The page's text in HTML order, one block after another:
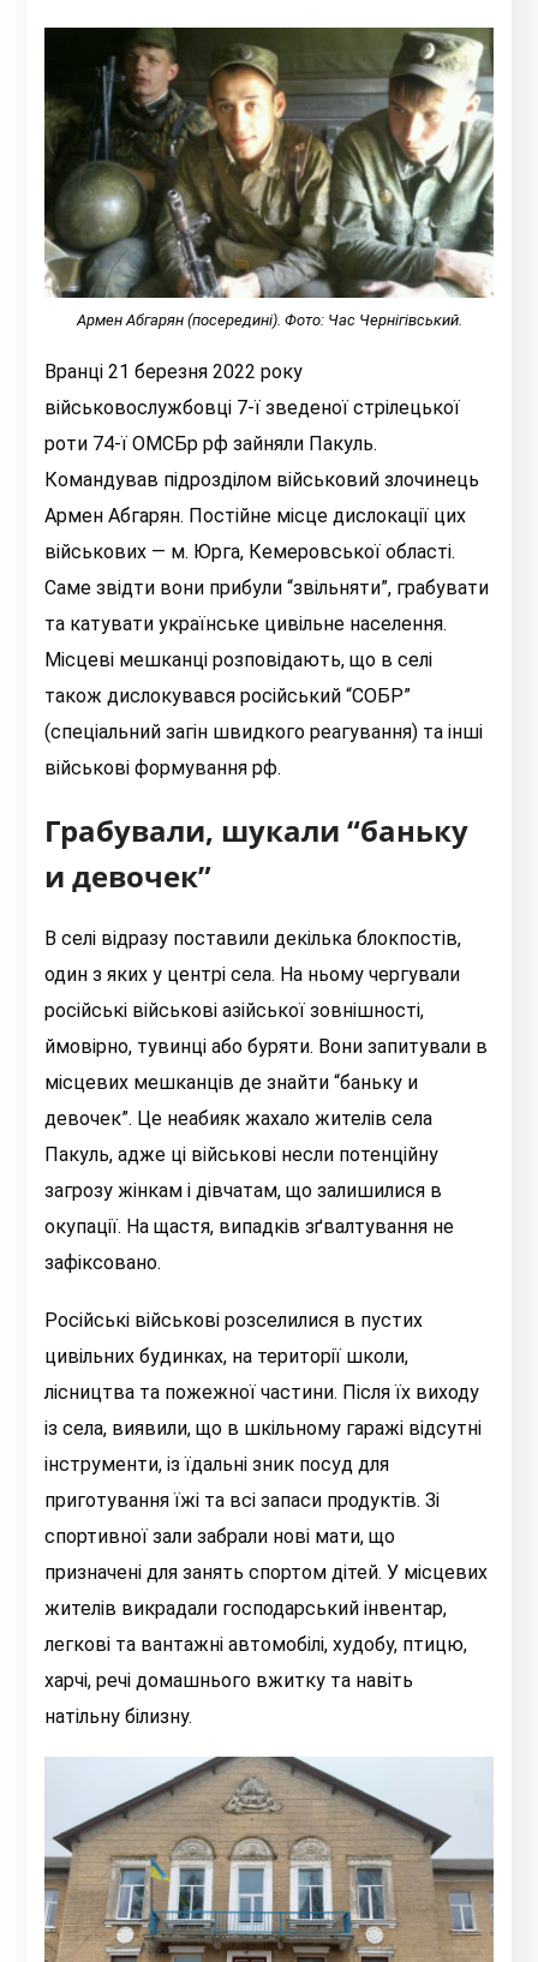
Армен Абгарян (посередині). Фото: Час Чернігівський.
Вранці 21 березня 2022 року
військовослужбовці 7-ї зведеної стрілецької
роти 74-ї ОМСБр рф зайняли Пакуль.
Командував підрозділом військовий злочинець
Армен Абгарян. Постійне місце дислокації цих
військових — м. Юрга, Кемеровської області.
Саме звідти вони прибули “звільняти”, грабувати
та катувати українське цивільне населення.
Місцеві мешканці розповідають, що в селі
також дислокувався російський “СОБР”
(спеціальний загін швидкого реагування) та інші
військові формування рф.
Грабували, шукали “баньку
и девочек”
В селі відразу поставили декілька блокпостів,
один з яких у центрі села. На ньому чергували
російські військові азійської зовнішності,
ймовірно, тувинці або буряти. Вони запитували в
місцевих мешканців де знайти “баньку и
девочек”. Це неабияк жахало жителів села
Пакуль, адже ці військові несли потенційну
загрозу жінкам і дівчатам, що залишилися в
окупації. На щастя, випадків зґвалтування не
зафіксовано.
Російські військові розселилися в пустих
цивільних будинках, на території школи,
лісництва та пожежної частини. Після їх виходу
із села, виявили, що в шкільному гаражі відсутні
інструменти, із їдальні зник посуд для
приготування їжі та всі запаси продуктів. Зі
спортивної зали забрали нові мати, що
призначені для занять спортом дітей. У місцевих
жителів викрадали господарський інвентар,
легкові та вантажні автомобілі, худобу, птицю,
харчі, речі домашнього вжитку та навіть
натільну білизну.